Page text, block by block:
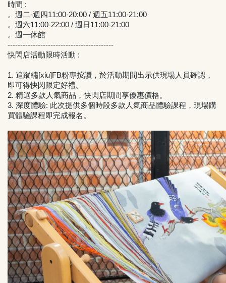
時間 :
。週二-週四11:00-20:00 / 週五11:00-21:00
。週六11:00-22:00 / 週日11:00-21:00
。週一休館
------------------------------------------
快閃店活動限時活動 :
1. 追蹤繡[xiu]FB粉專按讚，於活動期間出示供現場人員確認，
即可得快閃限定好禮。
2. 精選多款人氣商品，快閃店期間享優惠價格。
3. 深度體驗: 此次提供多個時段多款人氣商品體驗課程，現場購
買體驗課程即完成報名。